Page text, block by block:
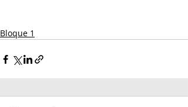
Bloque 1